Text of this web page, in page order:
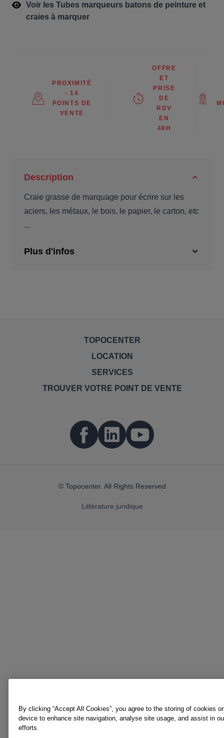
Voir les Tubes marqueurs batons de peinture et
craies à marquer
PROXIMITÉ
- 14
POINTS DE
VENTE
OFFRE
ET
PRISE
DE
RDV
EN
48H
Description
Craie grasse de marquage pour écrire sur les
aciers, les métaux, le bois, le papier, le carton, etc
...
Plus d'infos
TOPOCENTER
LOCATION
SERVICES
TROUVER VOTRE POINT DE VENTE
© Topocenter. All Rights Reserved
Littérature juridique
By clicking “Accept All Cookies”, you agree to the storing of cookies
device to enhance site navigation, analyse site usage, and assist in
efforts.